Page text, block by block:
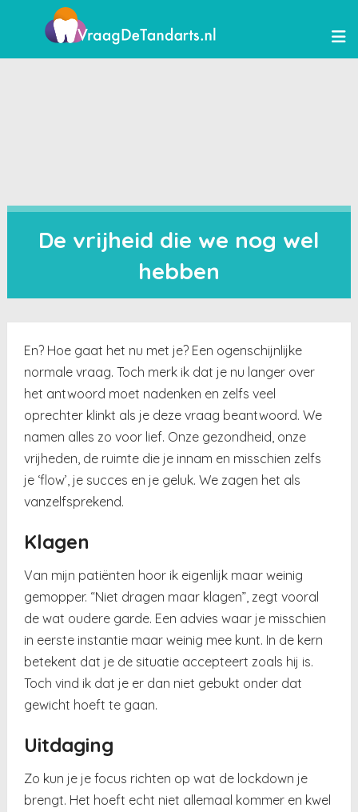
De vrijheid die we nog wel
hebben
En? Hoe gaat het nu met je? Een ogenschijnlijke
normale vraag. Toch merk ik dat je nu langer over
het antwoord moet nadenken en zelfs veel
oprechter klinkt als je deze vraag beantwoord. We
namen alles zo voor lief. Onze gezondheid, onze
vrijheden, de ruimte die je innam en misschien zelfs
je ‘flow’, je succes en je geluk. We zagen het als
vanzelfsprekend.
Klagen
Van mijn patiënten hoor ik eigenlijk maar weinig
gemopper. “Niet dragen maar klagen”, zegt vooral
de wat oudere garde. Een advies waar je misschien
in eerste instantie maar weinig mee kunt. In de kern
betekent dat je de situatie accepteert zoals hij is.
Toch vind ik dat je er dan niet gebukt onder dat
gewicht hoeft te gaan.
Uitdaging
Zo kun je je focus richten op wat de lockdown je
brengt. Het hoeft echt niet allemaal kommer en kwel